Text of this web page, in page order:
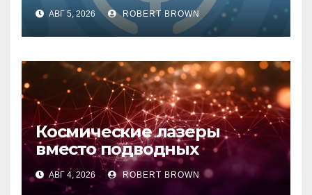
АВГ 5, 2026 ROBERT BROWN
Космические лазеры
вместо подводных
кабелей: стартап EON
привлек $10,75 млн
АВГ 4, 2026 ROBERT BROWN